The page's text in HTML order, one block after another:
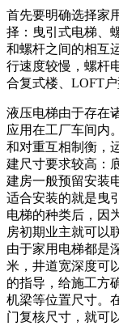
首先要明确选择家
择：曳引式电梯、
和螺杆之间的相互
行速度较慢，螺杆
合复式楼、LOFT户
液压电梯由于存在
应用在工厂车间内
和对重互相制衡，
建尺寸要求较高：
建房一般预留安装
适合安装的就是曳
电梯的种类后，因
房初期业主就可以
由于家用电梯都是
米，井道宽深度可
的指导，给施工方
机梁等位置尺寸。
门复核尺寸，就可